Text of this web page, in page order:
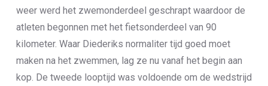
weer werd het zwemonderdeel geschrapt waardoor de
atleten begonnen met het fietsonderdeel van 90
kilometer. Waar Diederiks normaliter tijd goed moet
maken na het zwemmen, lag ze nu vanaf het begin aan
kop. De tweede looptijd was voldoende om de wedstrijd